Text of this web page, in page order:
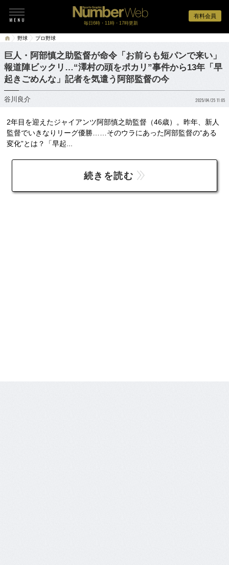
有料会員
毎日6時・11時・17時更新
野球 プロ野球
巨人・阿部慎之助監督が命令「お前らも短パンで来い」
報道陣ビックリ…“澤村の頭をポカリ”事件から13年「早
起きごめんな」記者を気遣う阿部監督の今
谷川良介 2025/04/25 11:05
2年目を迎えたジャイアンツ阿部慎之助監督（46歳）。昨年、新人
監督でいきなりリーグ優勝……そのウラにあった阿部監督の“ある
変化”とは？「早起...
続きを読む